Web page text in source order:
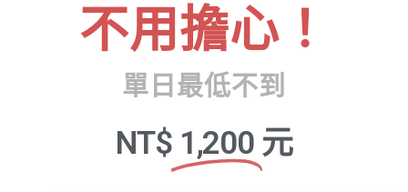
不用擔心！
單日最低不到
NT$ 1,200 元